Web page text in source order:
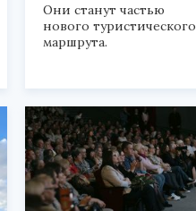
Они станут частью
нового туристического
маршрута.